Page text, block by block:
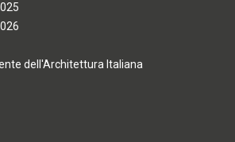
dell'Architettura Italiana